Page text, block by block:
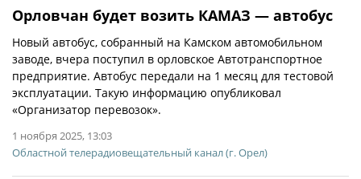
Орловчан будет возить КАМАЗ — автобус
Новый автобус, собранный на Камском автомобильном
заводе, вчера поступил в орловское Автотранспортное
предприятие. Автобус передали на 1 месяц для тестовой
эксплуатации. Такую информацию опубликовал
«Организатор перевозок».
1 ноября 2025, 13:03
Областной телерадиовещательный канал (г. Орел)